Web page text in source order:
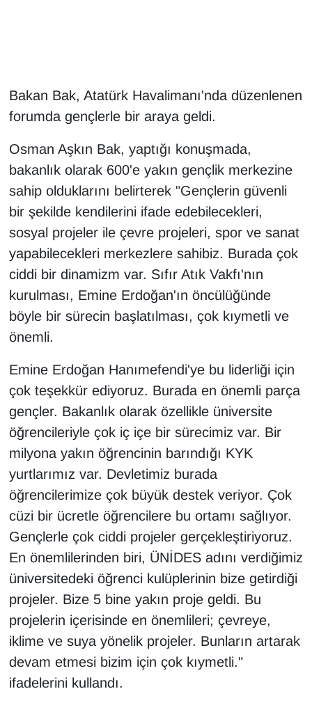
Bakan Bak, Atatürk Havalimanı'nda düzenlenen
forumda gençlerle bir araya geldi.
Osman Aşkın Bak, yaptığı konuşmada,
bakanlık olarak 600'e yakın gençlik merkezine
sahip olduklarını belirterek "Gençlerin güvenli
bir şekilde kendilerini ifade edebilecekleri,
sosyal projeler ile çevre projeleri, spor ve sanat
yapabilecekleri merkezlere sahibiz. Burada çok
ciddi bir dinamizm var. Sıfır Atık Vakfı'nın
kurulması, Emine Erdoğan'ın öncülüğünde
böyle bir sürecin başlatılması, çok kıymetli ve
önemli.
Emine Erdoğan Hanımefendi'ye bu liderliği için
çok teşekkür ediyoruz. Burada en önemli parça
gençler. Bakanlık olarak özellikle üniversite
öğrencileriyle çok iç içe bir sürecimiz var. Bir
milyona yakın öğrencinin barındığı KYK
yurtlarımız var. Devletimiz burada
öğrencilerimize çok büyük destek veriyor. Çok
cüzi bir ücretle öğrencilere bu ortamı sağlıyor.
Gençlerle çok ciddi projeler gerçekleştiriyoruz.
En önemlilerinden biri, ÜNİDES adını verdiğimiz
üniversitedeki öğrenci kulüplerinin bize getirdiği
projeler. Bize 5 bine yakın proje geldi. Bu
projelerin içerisinde en önemlileri; çevreye,
iklime ve suya yönelik projeler. Bunların artarak
devam etmesi bizim için çok kıymetli."
ifadelerini kullandı.
İngilizce
Kadın
Kamu Alımları
Kim Kimdir?
Kültür & Sanat
KURDÎ
MAGAZİN
MEDYA
ONE EKONOMİ
POLİTİKA
Resmi İlanlar
RÖPORTAJ
SAĞLIK
Seri İlan
Sinema - TV
SİYASET
SPOR